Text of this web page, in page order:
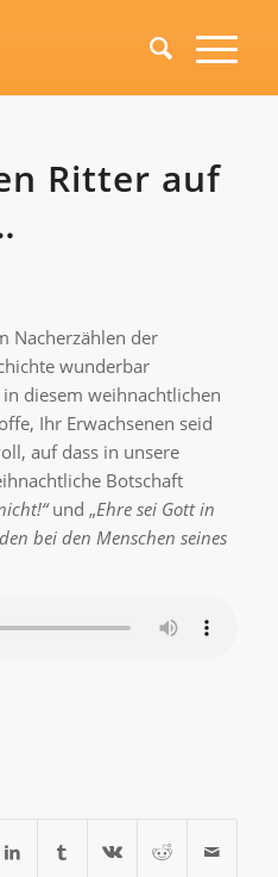
Ritter auf
Nacherzählen der
wunderbar
diesem weihnachtlichen
Ihr Erwachsenen seid
auf dass in unsere
Botschaft
und „Ehre sei Gott in
bei den Menschen seines